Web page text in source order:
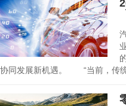
协同发展新机遇。 “当前，传